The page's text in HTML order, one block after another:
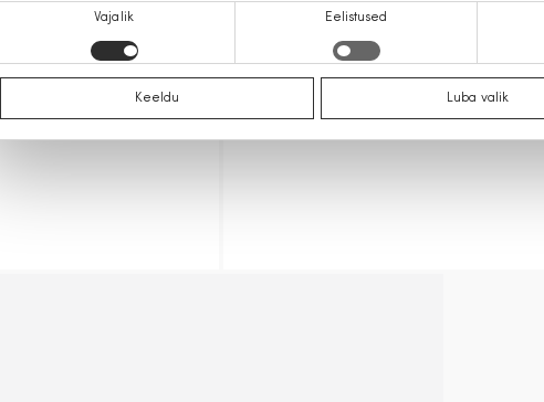
Vajalik Eelistused
Keeldu Luba valik